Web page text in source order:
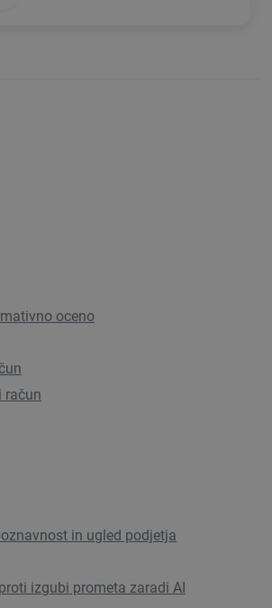
mesta
Tickiwi
oceno
račun
in ugled podjetja
izgubi prometa zaradi AI